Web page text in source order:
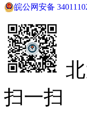
皖公网安备
扫一扫